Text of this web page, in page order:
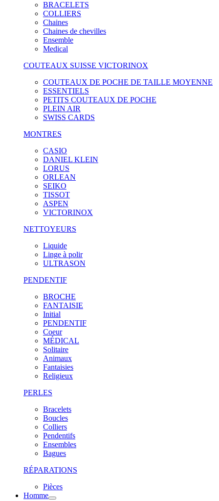
BRACELETS
COLLIERS
Chaines
Chaines de chevilles
Ensemble
Medical
COUTEAUX SUISSE VICTORINOX
COUTEAUX DE POCHE DE TAILLE MOYENNE
ESSENTIELS
PETITS COUTEAUX DE POCHE
PLEIN AIR
SWISS CARDS
MONTRES
CASIO
DANIEL KLEIN
LORUS
ORLEAN
SEIKO
TISSOT
ASPEN
VICTORINOX
NETTOYEURS
Liquide
Linge à polir
ULTRASON
PENDENTIF
BROCHE
FANTAISIE
Initial
PENDENTIF
Coeur
MÉDICAL
Solitaire
Animaux
Fantaisies
Religieux
PERLES
Bracelets
Boucles
Colliers
Pendentifs
Ensembles
Bagues
RÉPARATIONS
Pièces
Homme